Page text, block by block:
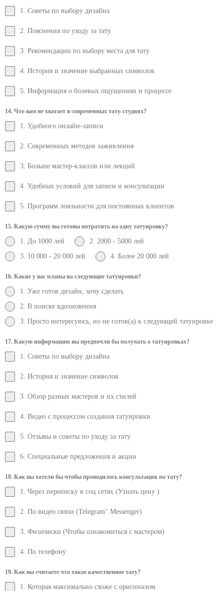
1. Советы по выбору дизайна
2. Пояснения по уходу за тату
3. Рекомендации по выбору места для тату
4. История и значение выбранных символов
5. Информация о болевых ощущениях и процессе
14. Что вам не хватает в современных тату-студиях?
1. Удобного онлайн-записи
2. Современных методов заживления
3. Больше мастер-классов или лекций
4. Удобных условий для записи и консультации
5. Программ лояльности для постоянных клиентов
15. Какую сумму вы готовы потратить на одну татуировку?
1. До 1000 лей
2. 2000 - 5000 лей
3. 10 000 - 20 000 лей
4. Более 20 000 лей
16. Какие у вас планы на следующие татуировки?
1. Уже готов дизайн, хочу сделать
2. В поиске вдохновения
3. Просто интересуюсь, но не готов(а) к следующей татуировке
17. Какую информацию вы предпочли бы получать о татуировках?
1. Советы по выбору дизайна
2. История и значение символов
3. Обзор разных мастеров и их стилей
4. Видео с процессом создания татуировки
5. Отзывы и советы по уходу за тату
6. Специальные предложения и акции
18. Как вы хотели бы чтобы проводилось консультация по тату?
1. Через переписку в соц сетях (Узнать цену )
2. По видео связи (Telegram" Messenger)
3. Физически (Чтобы ознакомиться с мастером)
4. По телефону
19. Как вы считаете что такое качественное тату?
1. Которая максимально схоже с оригиналом